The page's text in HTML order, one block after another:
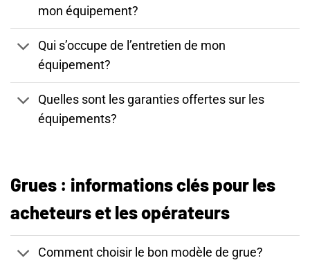
mon équipement?
Qui s’occupe de l’entretien de mon
équipement?
Quelles sont les garanties offertes sur les
équipements?
Grues : informations clés pour les
acheteurs et les opérateurs
Comment choisir le bon modèle de grue?